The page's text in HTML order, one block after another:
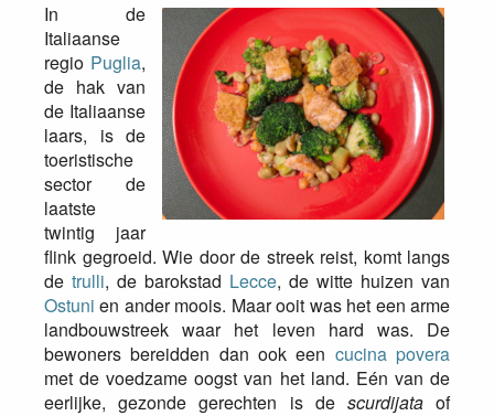
In de
Italiaanse
regio Puglia,
de hak van
de Italiaanse
laars, is de
toeristische
sector de
laatste
twintig jaar
flink gegroeid. Wie door de streek reist, komt langs
de trulli, de barokstad Lecce, de witte huizen van
Ostuni en ander moois. Maar ooit was het een arme
landbouwstreek waar het leven hard was. De
bewoners bereidden dan ook een cucina povera
met de voedzame oogst van het land. Eén van de
eerlijke, gezonde gerechten is de scurdijataof